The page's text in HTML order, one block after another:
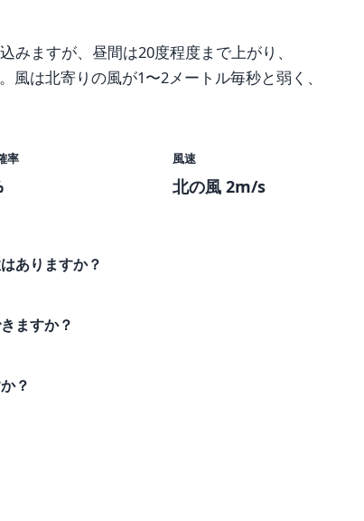
みますが、昼間は20度程度まで上がり、
風は北寄りの風が1〜2メートル毎秒と弱く、
率 風速
北の風 2m/s
ありますか？
ますか？
？